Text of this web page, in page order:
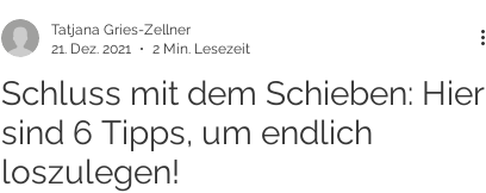
Schluss mit dem Schieben: Hier
sind 6 Tipps, um endlich
loszulegen!
Tatjana Gries-Zellner
21. Dez. 2021
2 Min. Lesezeit